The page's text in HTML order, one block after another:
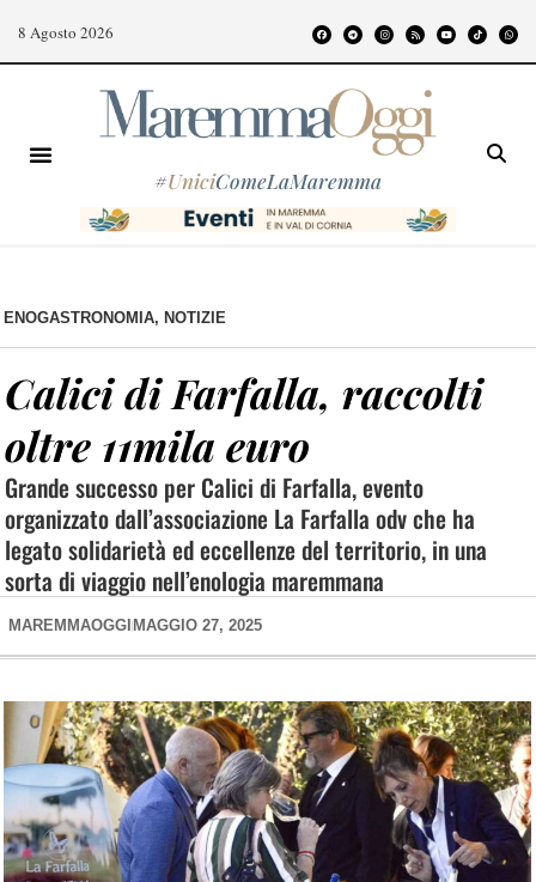
8 Agosto 2026
#UniciComeLaMaremma
ENOGASTRONOMIA, NOTIZIE
Calici di Farfalla, raccolti
oltre 11mila euro
Grande successo per Calici di Farfalla, evento
organizzato dall’associazione La Farfalla odv che ha
legato solidarietà ed eccellenze del territorio, in una
sorta di viaggio nell’enologia maremmana
MAREMMAOGGI MAGGIO 27, 2025